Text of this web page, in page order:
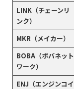
LINK（チェーンリ
ンク）
MKR（メイカー）
BOBA（ボバネット
ワーク）
ENJ（エンジンコイ